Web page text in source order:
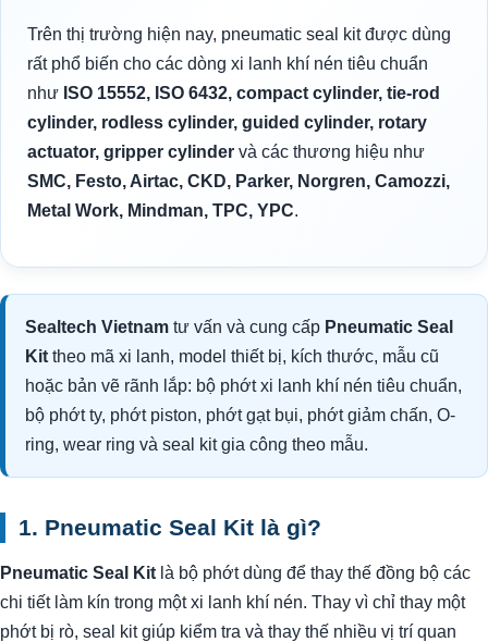
Trên thị trường hiện nay, pneumatic seal kit được dùng
rất phổ biến cho các dòng xi lanh khí nén tiêu chuẩn
như ISO 15552, ISO 6432, compact cylinder, tie-rod
cylinder, rodless cylinder, guided cylinder, rotary
actuator, gripper cylinder và các thương hiệu như
SMC, Festo, Airtac, CKD, Parker, Norgren, Camozzi,
Metal Work, Mindman, TPC, YPC.
Sealtech Vietnam tư vấn và cung cấp Pneumatic Seal
Kit theo mã xi lanh, model thiết bị, kích thước, mẫu cũ
hoặc bản vẽ rãnh lắp: bộ phớt xi lanh khí nén tiêu chuẩn,
bộ phớt ty, phớt piston, phớt gạt bụi, phớt giảm chấn, O-
ring, wear ring và seal kit gia công theo mẫu.
1. Pneumatic Seal Kit là gì?
Pneumatic Seal Kit là bộ phớt dùng để thay thế đồng bộ các
chi tiết làm kín trong một xi lanh khí nén. Thay vì chỉ thay một
phớt bị rò, seal kit giúp kiểm tra và thay thế nhiều vị trí quan